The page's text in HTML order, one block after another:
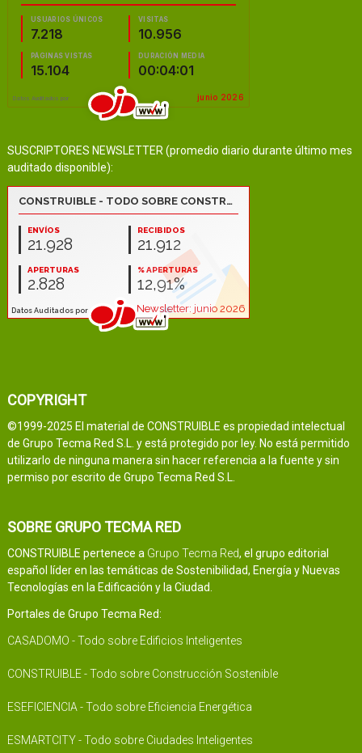
SUSCRIPTORES NEWSLETTER (promedio diario durante último mes
auditado disponible):
COPYRIGHT
©1999-2025 El material de CONSTRUIBLE es propiedad intelectual
de Grupo Tecma Red S.L. y está protegido por ley. No está permitido
utilizarlo de ninguna manera sin hacer referencia a la fuente y sin
permiso por escrito de Grupo Tecma Red S.L.
SOBRE GRUPO TECMA RED
CONSTRUIBLE pertenece a Grupo Tecma Red, el grupo editorial
español líder en las temáticas de Sostenibilidad, Energía y Nuevas
Tecnologías en la Edificación y la Ciudad.
Portales de Grupo Tecma Red:
CASADOMO - Todo sobre Edificios Inteligentes
CONSTRUIBLE - Todo sobre Construcción Sostenible
ESEFICIENCIA - Todo sobre Eficiencia Energética
ESMARTCITY - Todo sobre Ciudades Inteligentes